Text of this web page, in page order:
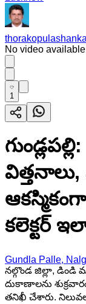
No video available
1
కలెక్టర్
Gundla Palle,
నల్గొండ జిల్లా, డిండి
దుకాణాలను
తనిఖీ చేశారు.